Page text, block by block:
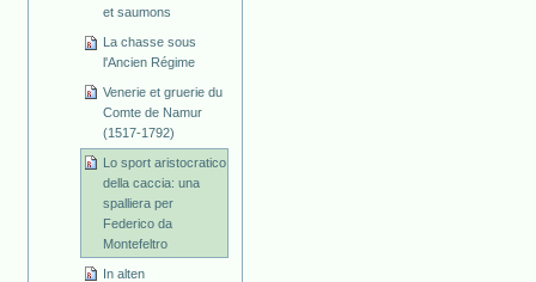
et saumons
La chasse sous
l'Ancien Régime
Venerie et gruerie du
Comte de Namur
(1517-1792)
Lo sport aristocratico
della caccia: una
spalliera per
Federico da
Montefeltro
In alten